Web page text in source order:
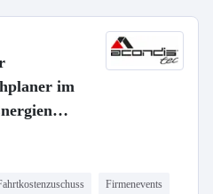
im
Firmenevents